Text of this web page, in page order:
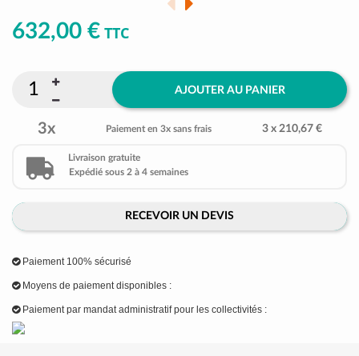
632,00 € TTC
AJOUTER AU PANIER
3x Paiement en 3x sans frais 3 x 210,67 €
Livraison gratuite
Expédié sous 2 à 4 semaines
RECEVOIR UN DEVIS
Paiement 100% sécurisé
Moyens de paiement disponibles :
Paiement par mandat administratif pour les collectivités :